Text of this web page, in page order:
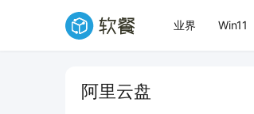
业界 Win11
阿里云盘